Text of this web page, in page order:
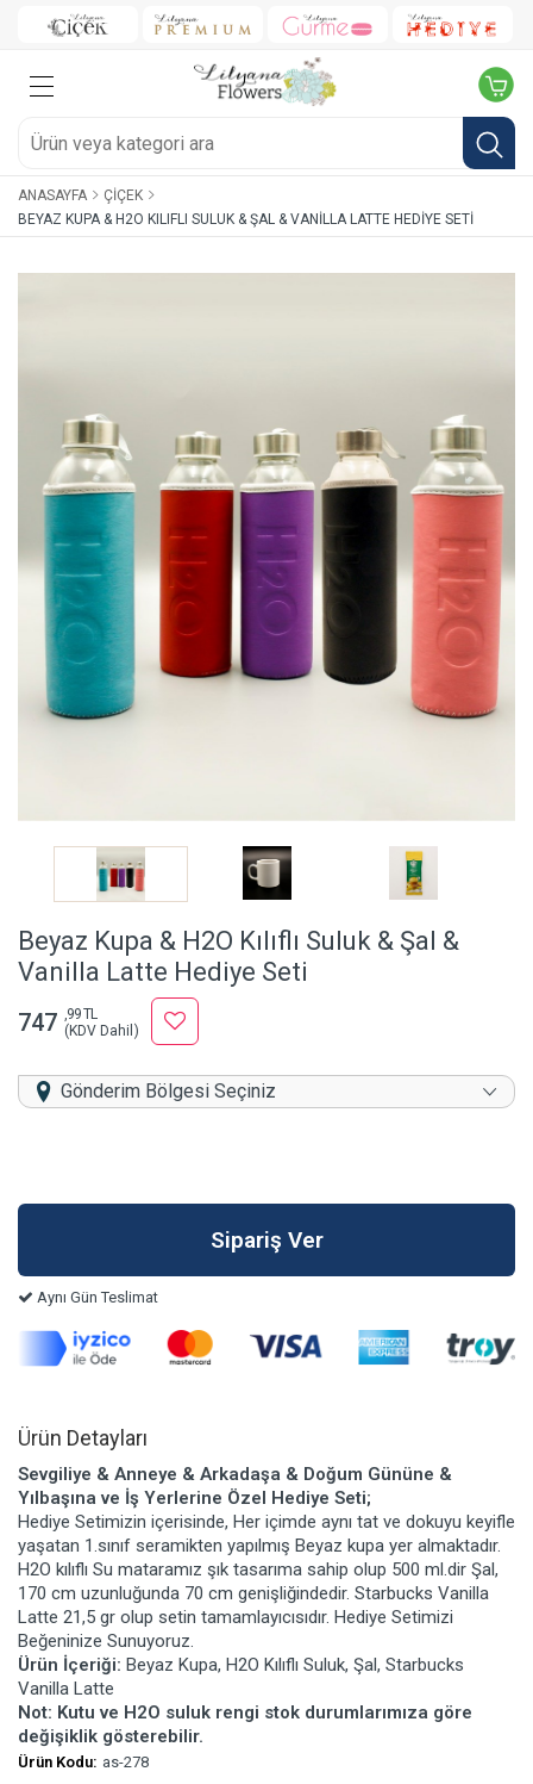
ANASAYFA
ÇIÇEK
BEYAZ KUPA & H2O KILIFLI SULUK & ŞAL & VANILLA LATTE HEDIYE SETI
Beyaz Kupa & H2O Kılıflı Suluk & Şal &
Vanilla Latte Hediye Seti
747 ,99 TL
(KDV Dahil)
Gönderim Bölgesi Seçiniz
Aynı Gün Teslimat
Ürün Detayları
Sevgiliye & Anneye & Arkadaşa & Doğum Gününe &
Yılbaşına ve İş Yerlerine Özel Hediye Seti;
Hediye Setimizin içerisinde, Her içimde aynı tat ve dokuyu keyifle
yaşatan 1.sınıf seramikten yapılmış Beyaz kupa yer almaktadır.
H2O kılıflı Su mataramız şık tasarıma sahip olup 500 ml.dir Şal,
170 cm uzunluğunda 70 cm genişliğindedir. Starbucks Vanilla
Latte 21,5 gr olup setin tamamlayıcısıdır. Hediye Setimizi
Beğeninize Sunuyoruz.
Ürün İçeriği: Beyaz Kupa, H2O Kılıflı Suluk, Şal, Starbucks
Vanilla Latte
Not: Kutu ve H2O suluk rengi stok durumlarımıza göre
değişiklik gösterebilir.
Ürün Kodu: as-278